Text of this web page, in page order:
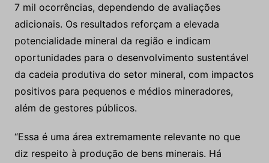
7 mil ocorrências, dependendo de avaliações
adicionais. Os resultados reforçam a elevada
potencialidade mineral da região e indicam
oportunidades para o desenvolvimento sustentável
da cadeia produtiva do setor mineral, com impactos
positivos para pequenos e médios mineradores,
além de gestores públicos.
“Essa é uma área extremamente relevante no que
diz respeito à produção de bens minerais. Há